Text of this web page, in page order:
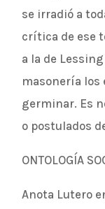
se irradió a
crítica de ese
a la de
masonería los
germinar. Es
o postulados
ONTOLOGÍA
Anota Lutero